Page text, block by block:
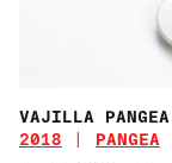
VAJILLA PANGEA
2018
PANGEA